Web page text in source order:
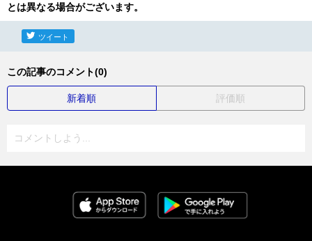
とは異なる場合がございます。
ツイート
この記事のコメント(0)
新着順 評価順
コメントしよう...